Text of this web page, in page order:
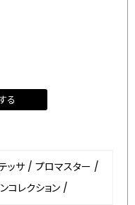
る
ッサ / プロマスター /
コレクション /